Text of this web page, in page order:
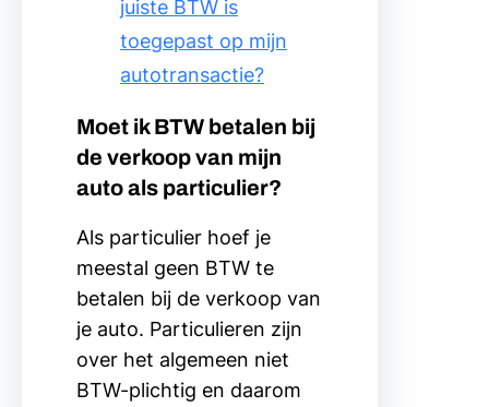
juiste BTW is
toegepast op mijn
autotransactie?
Moet ik BTW betalen bij
de verkoop van mijn
auto als particulier?
Als particulier hoef je
meestal geen BTW te
betalen bij de verkoop van
je auto. Particulieren zijn
over het algemeen niet
BTW-plichtig en daarom